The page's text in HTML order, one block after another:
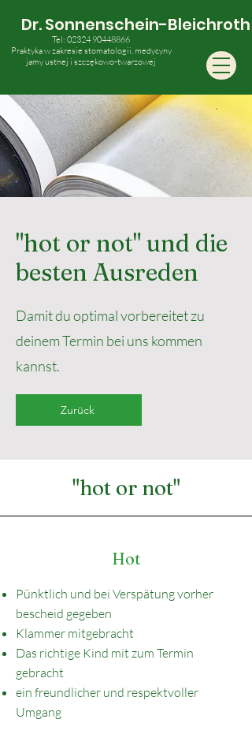
Dr. Sonnenschein-Bleichroth
Tel: 02324 90448866
Praktyka w zakresie stomatologii, medycyny
jamy ustnej i szczękowo-twarzowej
"hot or not" und die
besten Ausreden
Damit du optimal vorbereitet zu
deinem Termin bei uns kommen
kannst.
Zurück
"hot or not"
Hot
Pünktlich und bei Verspätung vorher
bescheid gegeben
Klammer mitgebracht
Das richtige Kind mit zum Termin
gebracht
ein freundlicher und respektvoller
Umgang